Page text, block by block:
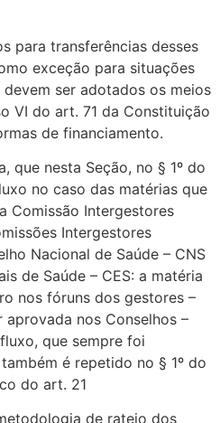
para transferências desses
exceção para situações
ser adotados os meios
VI do art. 71 da Constituição
de financiamento.
que nesta Seção, no § 1º do
no caso das matérias que
Comissão Intergestores
Intergestores
Nacional de Saúde – CNS
de Saúde – CES: a matéria
nos fóruns dos gestores –
aprovada nos Conselhos –
que sempre foi
é repetido no § 1º do
do art. 21
de rateio dos